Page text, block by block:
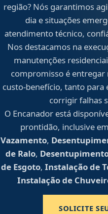
região? Nós garantimos
dia e situações
atendimento técnico,
Nos destacamos na
manutenções
compromisso é
custo-benefício, tanto
corrigir falhas
O Encanador está
prontidão, inclusive
Vazamento,
de Ralo,
de Esgoto, Instalação de
Instalação de
SOLICITE